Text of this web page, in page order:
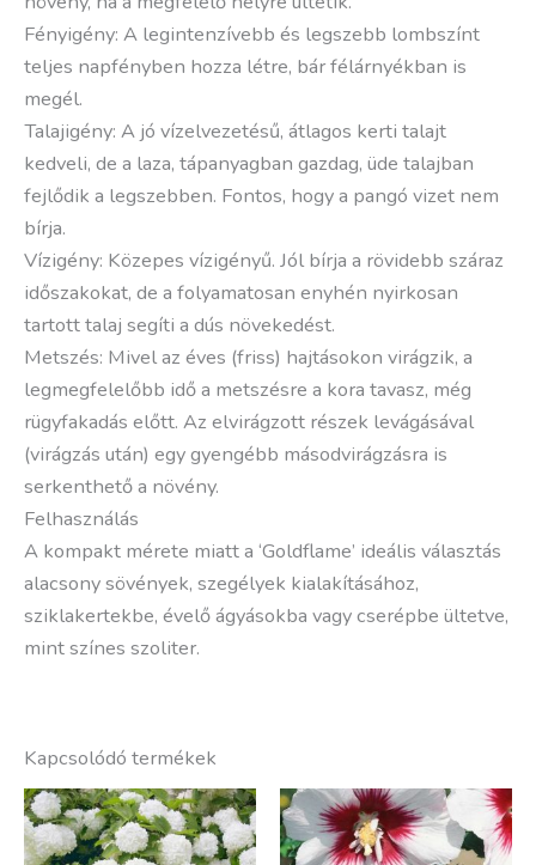
Fényigény: A legintenzívebb és legszebb lombszínt
teljes napfényben hozza létre, bár félárnyékban is
megél.
Talajigény: A jó vízelvezetésű, átlagos kerti talajt
kedveli, de a laza, tápanyagban gazdag, üde talajban
fejlődik a legszebben. Fontos, hogy a pangó vizet nem
bírja.
Vízigény: Közepes vízigényű. Jól bírja a rövidebb száraz
időszakokat, de a folyamatosan enyhén nyirkosan
tartott talaj segíti a dús növekedést.
Metszés: Mivel az éves (friss) hajtásokon virágzik, a
legmegfelelőbb idő a metszésre a kora tavasz, még
rügyfakadás előtt. Az elvirágzott részek levágásával
(virágzás után) egy gyengébb másodvirágzásra is
serkenthető a növény.
Felhasználás
A kompakt mérete miatt a ‘Goldflame’ ideális választás
alacsony sövények, szegélyek kialakításához,
sziklakertekbe, évelő ágyásokba vagy cserépbe ültetve,
mint színes szoliter.
Kapcsolódó termékek